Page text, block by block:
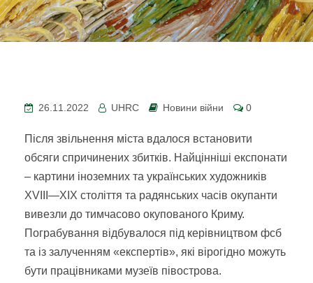
26.11.2022 UHRC Новини війни 0
Після звільнення міста вдалося встановити
обсяги спричинених збитків. Найцінніші експонати
– картини іноземних та українських художників
XVIII—XIX століття та радянських часів окупанти
вивезли до тимчасово окупованого Криму.
Пограбування відбувалося під керівництвом фсб
та із залученням «експертів», які вірогідно можуть
бути працівниками музеїв півострова.